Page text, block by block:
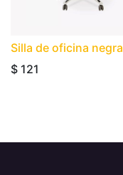
Silla de oficina negra
$ 121